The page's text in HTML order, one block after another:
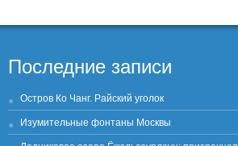
Последние записи
Остров Ко Чанг. Райский уголок
Изумительные фонтаны Москвы